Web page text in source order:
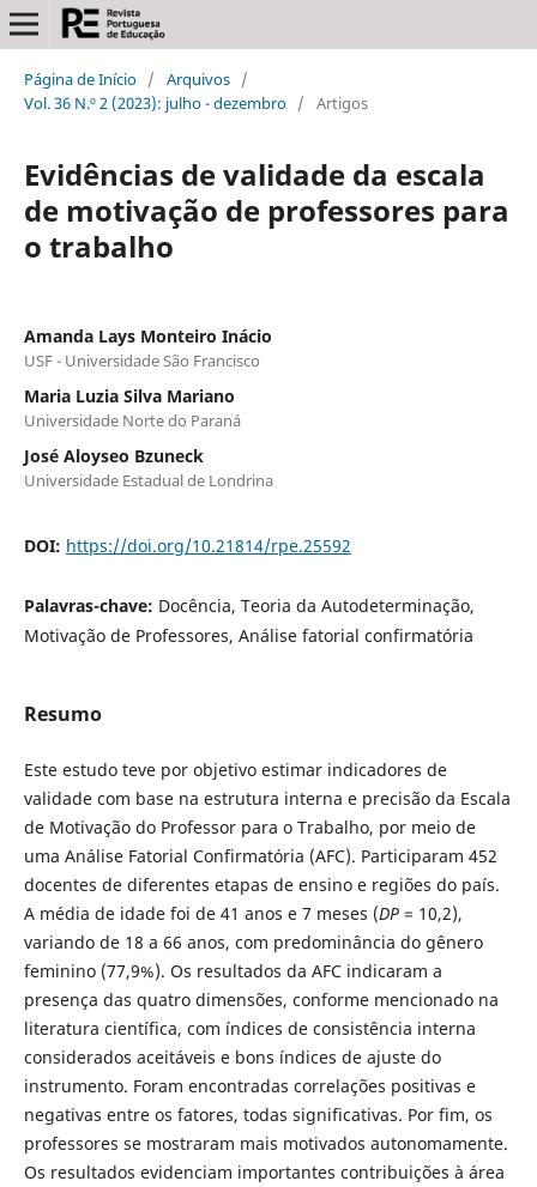
Página de Início / Arquivos /
Vol. 36 N.º 2 (2023): julho - dezembro / Artigos
Evidências de validade da escala
de motivação de professores para
o trabalho
Amanda Lays Monteiro Inácio
USF - Universidade São Francisco
Maria Luzia Silva Mariano
Universidade Norte do Paraná
José Aloyseo Bzuneck
Universidade Estadual de Londrina
DOI: https://doi.org/10.21814/rpe.25592
Palavras-chave: Docência, Teoria da Autodeterminação,
Motivação de Professores, Análise fatorial confirmatória
Resumo
Este estudo teve por objetivo estimar indicadores de
validade com base na estrutura interna e precisão da Escala
de Motivação do Professor para o Trabalho, por meio de
uma Análise Fatorial Confirmatória (AFC). Participaram 452
docentes de diferentes etapas de ensino e regiões do país.
A média de idade foi de 41 anos e 7 meses (DP = 10,2),
variando de 18 a 66 anos, com predominância do gênero
feminino (77,9%). Os resultados da AFC indicaram a
presença das quatro dimensões, conforme mencionado na
literatura científica, com índices de consistência interna
considerados aceitáveis e bons índices de ajuste do
instrumento. Foram encontradas correlações positivas e
negativas entre os fatores, todas significativas. Por fim, os
professores se mostraram mais motivados autonomamente.
Os resultados evidenciam importantes contribuições à área